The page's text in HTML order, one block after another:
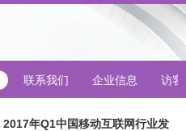
联系我们 企业信息 访客
2017年Q1中国移动互联网行业发